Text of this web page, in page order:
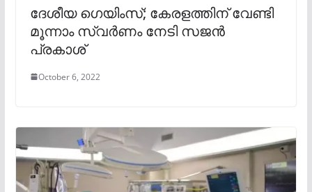
ദേശീയ ഗെയിംസ്; കേരളത്തിന് വേണ്ടി
മൂന്നാം സ്വർണം നേടി സജന്‍
പ്രകാശ്
October 6, 2022